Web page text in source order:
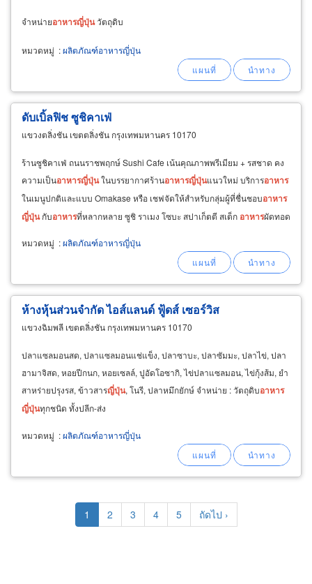
จำหน่ายอาหารญี่ปุ่นวัตถุดิบ
หมวดหมู่ :ผลิตภัณฑ์อาหารญี่ปุ่น
ดับเบิ้ลฟิช ซูชิคาเฟ่
แขวงตลิ่งชัน เขตตลิ่งชัน กรุงเทพมหานคร 10170
ร้านซูชิคาเฟ่ ถนนราชพฤกษ์ Sushi Cafe เน้นคุณภาพพรีเมียม + รสชาด คง
ความเป็นอาหารญี่ปุ่นในบรรยากาศร้านอาหารญี่ปุ่นแนวใหม่ บริการอาหาร
ในเมนูปกติและแบบ Omakase หรือ เชฟจัดให้สำหรับกลุ่มผู้ที่ชื่นชอบอาหาร
ญี่ปุ่นกับอาหารที่หลากหลาย ซูชิ ราเมง โซบะ สปาเก็ตตี สเต็ก อาหารผัดทอด
หมวดหมู่ :ผลิตภัณฑ์อาหารญี่ปุ่น
ห้างหุ้นส่วนจำกัด ไอส์แลนด์ ฟู้ดส์ เซอร์วิส
แขวงฉิมพลี เขตตลิ่งชัน กรุงเทพมหานคร 10170
ปลาแซลมอนสด, ปลาแซลมอนแช่แข็ง, ปลาซาบะ, ปลาซัมมะ, ปลาไข่, ปลา
ฮามาจิสด, หอยปีกนก, หอยเซลล์, ปูอัดโอซากิ, ไข่ปลาแซลมอน, ไข่กุ้งส้ม, ยำ
สาหร่ายปรุงรส, ข้าวสารญี่ปุ่น, โนรี, ปลาหมึกยักษ์ จำหน่าย : วัตถุดิบอาหาร
ญี่ปุ่นทุกชนิด ทั้งปลีก-ส่ง
หมวดหมู่ :ผลิตภัณฑ์อาหารญี่ปุ่น
Pagination Current
page
1 Page
2 Page
3 Page
4 Page
5
Next
page
ถัดไป ›